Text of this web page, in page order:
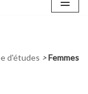
d'études > Femmes